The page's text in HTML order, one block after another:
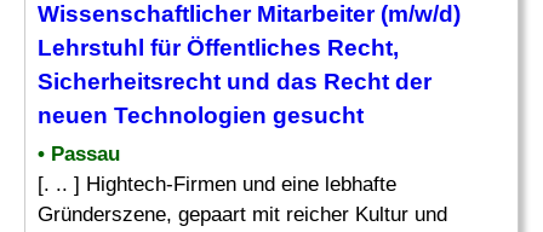
Wissenschaftlicher Mitarbeiter(m/w/d)
Lehrstuhl für Öffentliches Recht,
Sicherheitsrecht und das Recht der
neuen Technologien gesucht
• Passau
[. .. ] Hightech-Firmen und eine lebhafte
Gründerszene, gepaart mit reicher Kultur und